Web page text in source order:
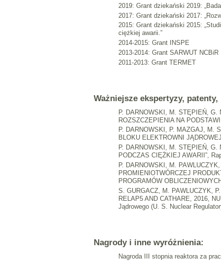
2019: Grant dziekański 2019:
2017: Grant dziekański 2017:
2015: Grant dziekański 2015:
ciężkiej awarii.”
2014-2015: Grant INSPE
2013-2014: Grant SARWUT NCBiR
2011-2013: Grant TERMET
Ważniejsze ekspertyzy,
P. DARNOWSKI, M. STĘPIEŃ, G.
ROZSZCZEPIENIA NA
P. DARNOWSKI, P. MAZGAJ, M.
BLOKU ELEKTROWNI
P. DARNOWSKI, M. STĘPIEŃ, G.
PODCZAS CIĘŻKIEJ AWARII”,
P. DARNOWSKI, M.
PROMIENIOTWÓRCZEJ
PROGRAMÓW
S. GURGACZ, M. PAWLUCZYK,
RELAP5 AND CATHARE, 2016,
Jądrowego (U. S. Nuclear
Nagrody i inne wyróżnienia:
Nagroda III stopnia reaktora za